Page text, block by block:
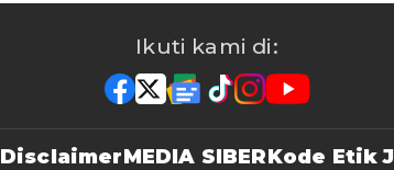
Ikuti kami di:
DisclaimerMEDIA SIBERKode Etik